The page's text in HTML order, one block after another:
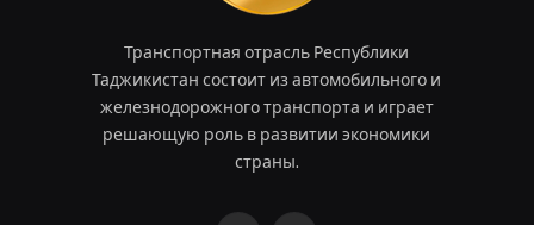
Транспортная отрасль Республики
Таджикистан состоит из автомобильного и
железнодорожного транспорта и играет
решающую роль в развитии экономики
страны.